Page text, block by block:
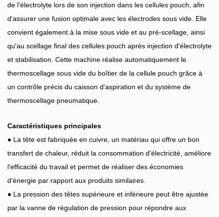
de l'électrolyte lors de son injection dans les cellules pouch, afin
d'assurer une fusion optimale avec les électrodes sous vide. Elle
convient également à la mise sous vide et au pré-scellage, ainsi
qu'au scellage final des cellules pouch après injection d'électrolyte
et stabilisation. Cette machine réalise automatiquement le
thermoscellage sous vide du boîtier de la cellule pouch grâce à
un contrôle précis du caisson d'aspiration et du système de
thermoscellage pneumatique.
Caractéristiques principales
● La tête est fabriquée en cuivre, un matériau qui offre un bon
transfert de chaleur, réduit la consommation d'électricité, améliore
l'efficacité du travail et permet de réaliser des économies
d'énergie par rapport aux produits similaires.
● La pression des têtes supérieure et inférieure peut être ajustée
par la vanne de régulation de pression pour répondre aux